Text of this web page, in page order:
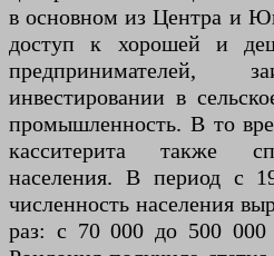
в основном из Центра и
доступ к хорошей и
предпринимателей,
инвестировании в
промышленность. В то
касситерита также
населения. В период с
численность населения
раз: с 70 000 до 500 000